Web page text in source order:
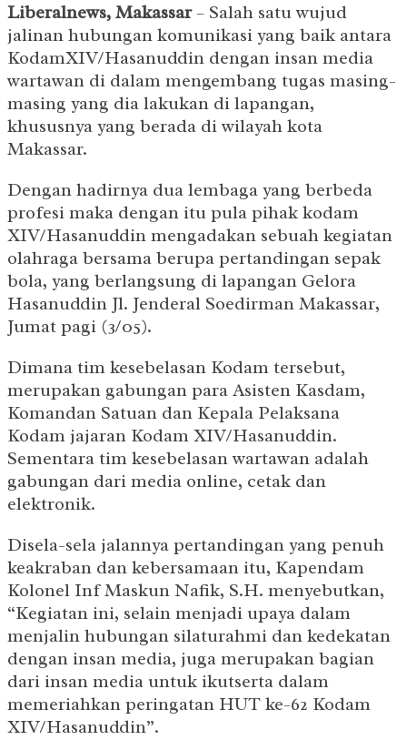
Liberalnews, Makassar– Salah satu wujud
jalinan hubungan komunikasi yang baik antara
KodamXIV/Hasanuddin dengan insan media
wartawan di dalam mengembang tugas masing-
masing yang dia lakukan di lapangan,
khususnya yang berada di wilayah kota
Makassar.
Dengan hadirnya dua lembaga yang berbeda
profesi maka dengan itu pula pihak kodam
XIV/Hasanuddin mengadakan sebuah kegiatan
olahraga bersama berupa pertandingan sepak
bola, yang berlangsung di lapangan Gelora
Hasanuddin Jl. Jenderal Soedirman Makassar,
Jumat pagi (3/05).
Dimana tim kesebelasan Kodam tersebut,
merupakan gabungan para Asisten Kasdam,
Komandan Satuan dan Kepala Pelaksana
Kodam jajaran Kodam XIV/Hasanuddin.
Sementara tim kesebelasan wartawan adalah
gabungan dari media online, cetak dan
elektronik.
Disela-sela jalannya pertandingan yang penuh
keakraban dan kebersamaan itu, Kapendam
Kolonel Inf Maskun Nafik, S.H. menyebutkan,
“Kegiatan ini, selain menjadi upaya dalam
menjalin hubungan silaturahmi dan kedekatan
dengan insan media, juga merupakan bagian
dari insan media untuk ikutserta dalam
memeriahkan peringatan HUT ke-62 Kodam
XIV/Hasanuddin”.